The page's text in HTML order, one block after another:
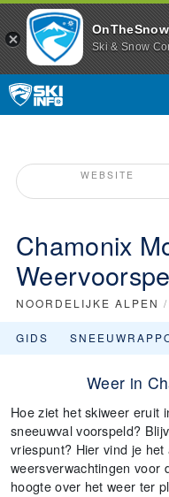
Ski & Snow
WEBSITE
Chamonix
NOORDELIJKE ALPEN /
GIDS
Weer in
Hoe ziet het skiweer eruit
sneeuwval voorspeld?
vriespunt? Hier vind je
weersverwachtingen voor
hoogte over het weer ter